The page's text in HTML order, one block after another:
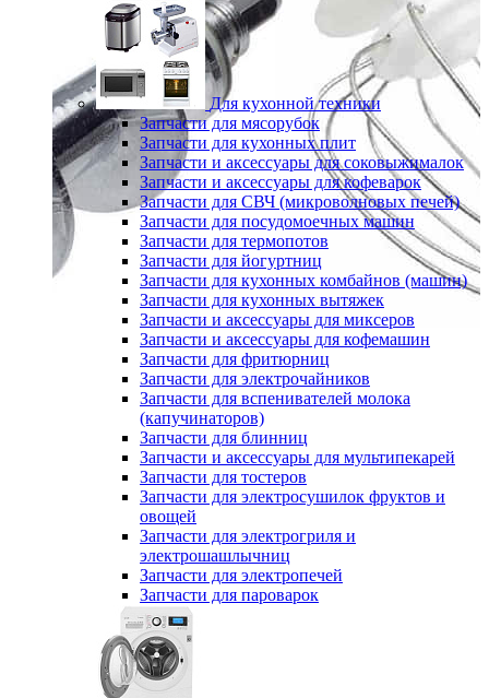
Для кухонной техники
Запчасти для мясорубок
Запчасти для кухонных плит
Запчасти и аксессуары для соковыжималок
Запчасти и аксессуары для кофеварок
Запчасти для СВЧ (микроволновых печей)
Запчасти для посудомоечных машин
Запчасти для термопотов
Запчасти для йогуртниц
Запчасти для кухонных комбайнов (машин)
Запчасти для кухонных вытяжек
Запчасти и аксессуары для миксеров
Запчасти и аксессуары для кофемашин
Запчасти для фритюрниц
Запчасти для электрочайников
Запчасти для вспенивателей молока
(капучинаторов)
Запчасти для блинниц
Запчасти и аксессуары для мультипекарей
Запчасти для тостеров
Запчасти для электросушилок фруктов и
овощей
Запчасти для электрогриля и
электрошашлычниц
Запчасти для электропечей
Запчасти для пароварок